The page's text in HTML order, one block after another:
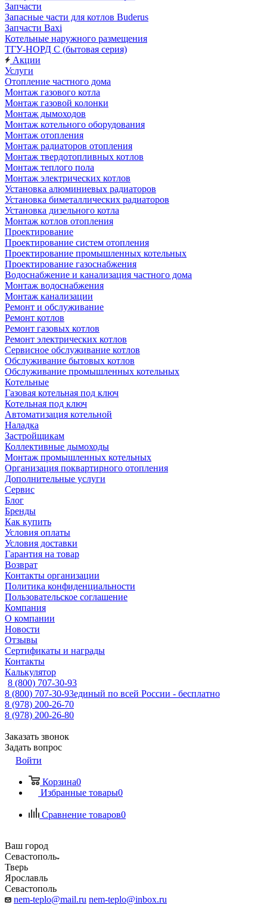
Запчасти
Запасные части для котлов Buderus
Запчасти Baxi
Котельные наружного размещения
ТГУ-НОРД С (бытовая серия)
Акции
Услуги
Отопление частного дома
Монтаж газового котла
Монтаж газовой колонки
Монтаж дымоходов
Монтаж котельного оборудования
Монтаж отопления
Монтаж радиаторов отопления
Монтаж твердотопливных котлов
Монтаж теплого пола
Монтаж электрических котлов
Установка алюминиевых радиаторов
Установка биметаллических радиаторов
Установка дизельного котла
Монтаж котлов отопления
Проектирование
Проектирование систем отопления
Проектирование промышленных котельных
Проектирование газоснабжения
Водоснабжение и канализация частного дома
Монтаж водоснабжения
Монтаж канализации
Ремонт и обслуживание
Ремонт котлов
Ремонт газовых котлов
Ремонт электрических котлов
Сервисное обслуживание котлов
Обслуживание бытовых котлов
Обслуживание промышленных котельных
Котельные
Газовая котельная под ключ
Котельная под ключ
Автоматизация котельной
Наладка
Застройщикам
Коллективные дымоходы
Монтаж промышленных котельных
Организация поквартирного отопления
Дополнительные услуги
Сервис
Блог
Бренды
Как купить
Условия оплаты
Условия доставки
Гарантия на товар
Возврат
Контакты организации
Политика конфиденциальности
Пользовательское соглашение
Компания
О компании
Новости
Отзывы
Сертификаты и награды
Контакты
Калькулятор
8 (800) 707-30-93
8 (800) 707-30-93единый по всей России - бесплатно
8 (978) 200-26-70
8 (978) 200-26-80
Заказать звонок
Задать вопрос
Войти
Корзина0
Избранные товары0
Сравнение товаров0
Ваш город
Севастополь
Тверь
Ярославль
Севастополь
nem-teplo@mail.ru nem-teplo@inbox.ru